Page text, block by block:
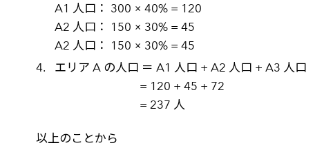
A1 人口： 300 × 40% = 120
A2 人口： 150 × 30% = 45
A2 人口： 150 × 30% = 45
エリア A の人口 ＝ A1 人口 + A2 人口 + A3 人口
= 120 + 45 + 72
= 237 人
以上のことから